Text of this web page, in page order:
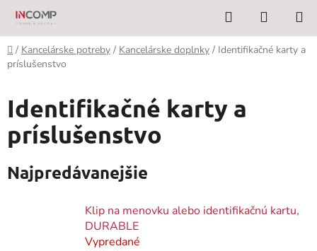
Prejsť
obsah
Hľadať
KOŠÍK
Domov
/ Kancelárske potreby / Kancelárske doplnky / Identifikačné karty a
príslušenstvo
Identifikačné karty a
príslušenstvo
Najpredávanejšie
Klip na menovku alebo identifikačnú kartu,
DURABLE
Vypredané